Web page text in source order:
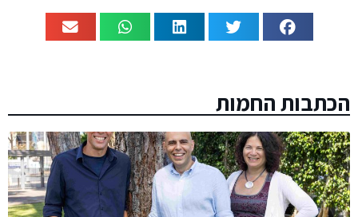
הכתבות החמות